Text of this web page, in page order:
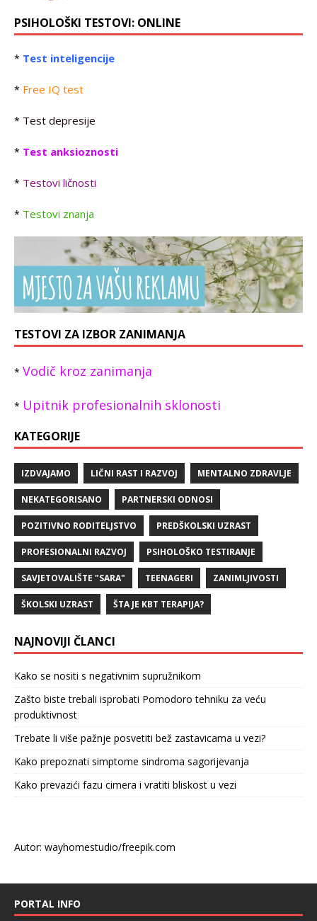
PSIHOLOŠKI TESTOVI: ONLINE
* Test inteligencije
* Free IQ test
* Test depresije
* Test anksioznosti
* Testovi ličnosti
* Testovi znanja
TESTOVI ZA IZBOR ZANIMANJA
* Vodič kroz zanimanja
* Upitnik profesionalnih sklonosti
KATEGORIJE
IZDVAJAMO LIČNI RAST I RAZVOJ MENTALNO ZDRAVLJE
NEKATEGORISANO PARTNERSKI ODNOSI
POZITIVNO RODITELJSTVO PREDŠKOLSKI UZRAST
PROFESIONALNI RAZVOJ PSIHOLOŠKO TESTIRANJE
SAVJETOVALIŠTE "SARA" TEENAGERI ZANIMLJIVOSTI
ŠKOLSKI UZRAST ŠTA JE KBT TERAPIJA?
NAJNOVIJI ČLANCI
Kako se nositi s negativnim supružnikom
Zašto biste trebali isprobati Pomodoro tehniku za veću
produktivnost
Trebate li više pažnje posvetiti bež zastavicama u vezi?
Kako prepoznati simptome sindroma sagorijevanja
Kako prevazići fazu cimera i vratiti bliskost u vezi
Autor: wayhomestudio/freepik.com
PORTAL INFO